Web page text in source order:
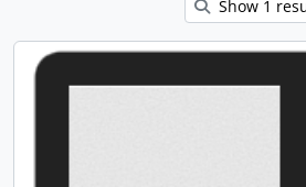
Show 1